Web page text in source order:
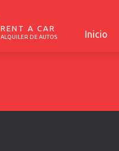
ALQUILER DE AUTOS
RENT A CAR
Inicio